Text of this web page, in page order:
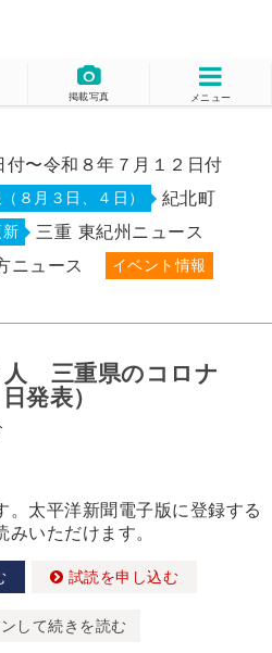
掲載写真 メニュー
付〜令和８年７月１２日付
８月３日、４日） 紀北町
新 三重 東紀州ニュース
ニュース イベント情報
人 三重県のコロナ
発表）
。太平洋新聞電子版に登録する
みいただけます。
試読を申し込む
して続きを読む